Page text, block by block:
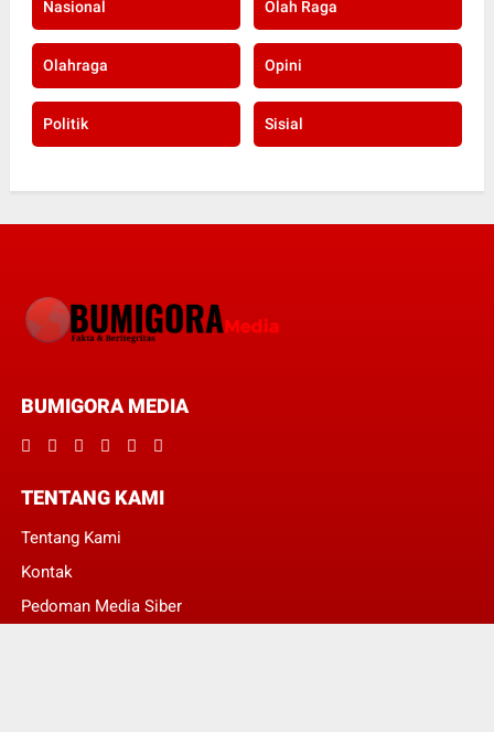
Nasional Olah Raga
Olahraga Opini
Politik Sisial
BUMIGORA MEDIA
TENTANG KAMI
Tentang Kami
Kontak
Pedoman Media Siber